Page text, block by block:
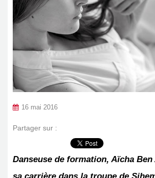
16 mai 2016
Partager sur :
Danseuse de formation, Aïcha Ben